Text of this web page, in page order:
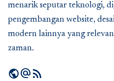
menarik seputar teknologi,
pengembangan website,
modern lainnya yang
zaman.
publicalternate_emailrss_feed